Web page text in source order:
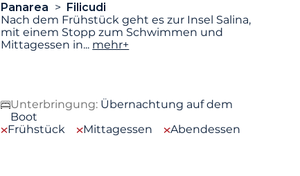
Panarea
Filicudi
Nach dem Frühstück geht es zur Insel Salina,
mit einem Stopp zum Schwimmen und
Mittagessen in... mehr+
Unterbringung: Übernachtung auf dem
Boot
Frühstück
Mittagessen Abendessen